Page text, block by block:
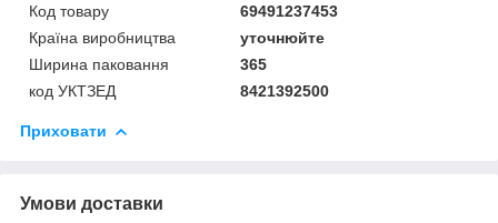
Код товару
69491237453
Країна виробництва
уточнюйте
Ширина паковання
365
код УКТЗЕД
8421392500
Приховати
Умови доставки